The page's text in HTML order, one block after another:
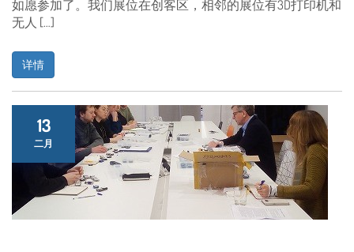
如愿参加了。我们展位在创客区，相邻的展位有3D打印机和
无人 […]
详情
13
二月